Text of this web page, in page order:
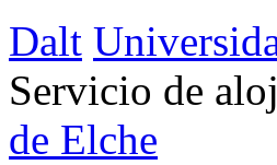
Dalt
Servicio de
de Elche